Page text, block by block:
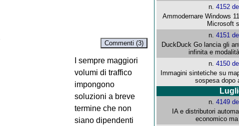
Commenti (3)
I sempre maggiori
volumi di traffico
impongono
soluzioni a breve
termine che non
siano dipendenti
n.4152
Ammodernare Windows
Microsoft
n.4151
DuckDuck Go lancia gli
infinita e
n.4150
Immagini sintetiche su
sospesa dopo
n.4149
IA e distributori
economico